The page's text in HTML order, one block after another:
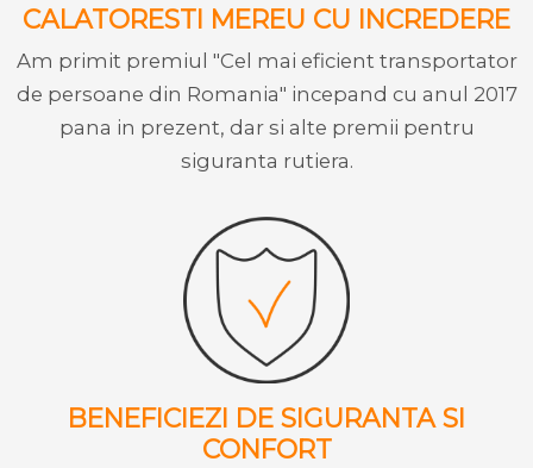
CALATORESTI MEREU CU INCREDERE
Am primit premiul "Cel mai eficient transportator
de persoane din Romania" incepand cu anul 2017
pana in prezent, dar si alte premii pentru
siguranta rutiera.
BENEFICIEZI DE SIGURANTA SI
CONFORT